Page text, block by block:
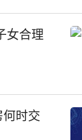
女合理
时交